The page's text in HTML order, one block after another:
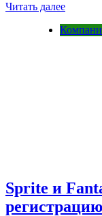
Читать далее
Sprite и